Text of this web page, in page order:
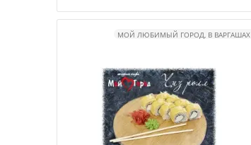
МОЙ ЛЮБИМЫЙ ГОРОД, В ВАРГАШАХ